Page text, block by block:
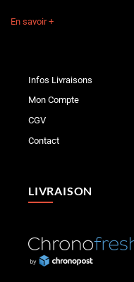
En savoir +
Infos Livraisons
Mon Compte
CGV
Contact
LIVRAISON